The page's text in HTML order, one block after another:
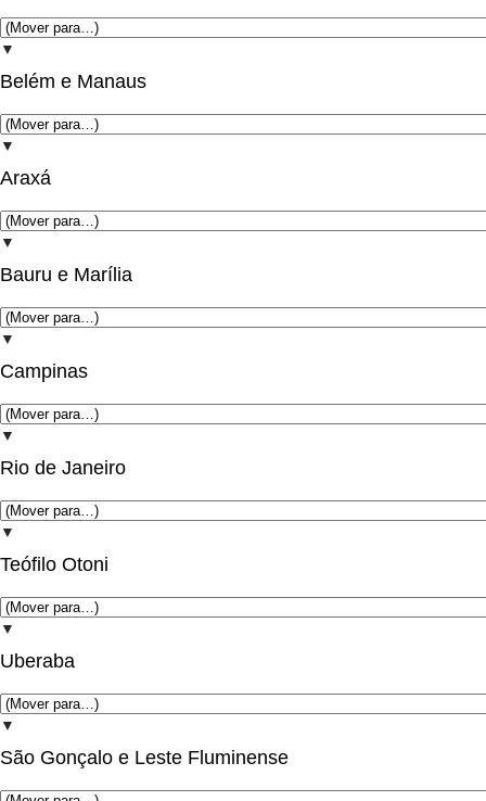
▼
Belém e Manaus
▼
Araxá
▼
Bauru e Marília
▼
Campinas
▼
Rio de Janeiro
▼
Teófilo Otoni
▼
Uberaba
▼
São Gonçalo e Leste Fluminense